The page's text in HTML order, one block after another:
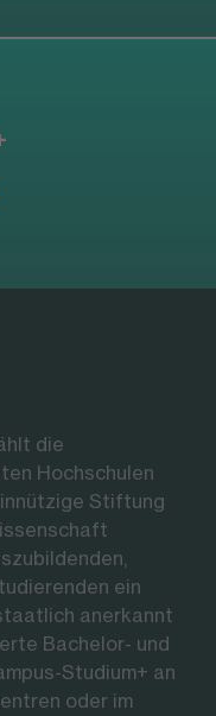
die
Hochschulen
Stiftung
ein
anerkannt
Bachelor- und
Studium+ an
oder im